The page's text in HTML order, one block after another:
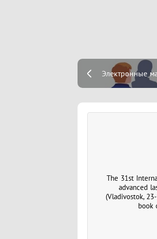
Электронные
The 31st
advanced
(Vladivostok,
book